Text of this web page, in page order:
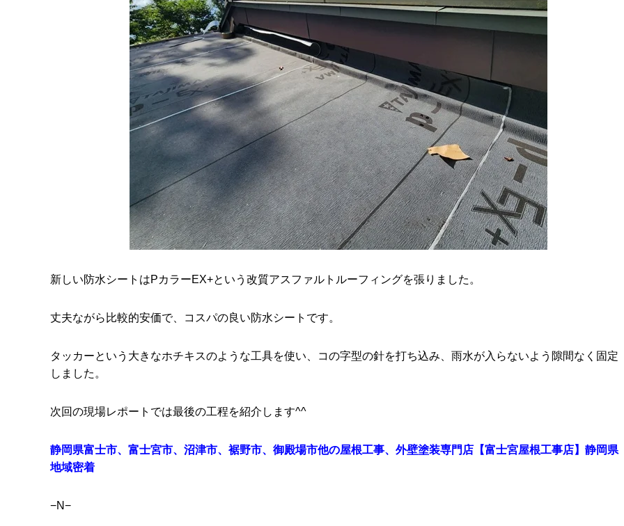
新しい防水シートはPカラーEX+という改質アスファルトルーフィングを張りました。
丈夫ながら比較的安価で、コスパの良い防水シートです。
タッカーという大きなホチキスのような工具を使い、コの字型の針を打ち込み、雨水が入らないよう隙間なく固定
しました。
次回の現場レポートでは最後の工程を紹介します^^
静岡県富士市、富士宮市、沼津市、裾野市、御殿場市他の屋根工事、外壁塗装専門店【富士宮屋根工事店】静岡県
地域密着
−N−